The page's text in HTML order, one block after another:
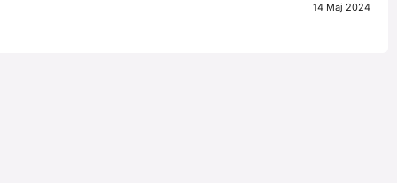
14 Maj 2024